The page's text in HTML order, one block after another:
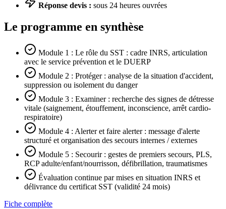
Réponse devis : sous 24 heures ouvrées
Le programme en synthèse
Module 1 : Le rôle du SST : cadre INRS, articulation
avec le service prévention et le DUERP
Module 2 : Protéger : analyse de la situation d'accident,
suppression ou isolement du danger
Module 3 : Examiner : recherche des signes de détresse
vitale (saignement, étouffement, inconscience, arrêt cardio-
respiratoire)
Module 4 : Alerter et faire alerter : message d'alerte
structuré et organisation des secours internes / externes
Module 5 : Secourir : gestes de premiers secours, PLS,
RCP adulte/enfant/nourrisson, défibrillation, traumatismes
Évaluation continue par mises en situation INRS et
délivrance du certificat SST (validité 24 mois)
Fiche complète